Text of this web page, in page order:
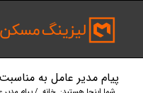
پیام مدیر عامل به